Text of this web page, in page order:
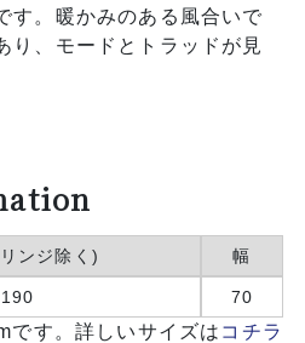
す。暖かみのある風合いで
り、モードとトラッドが見
ンジ除く) 幅
190 70
です。詳しいサイズは コチラ